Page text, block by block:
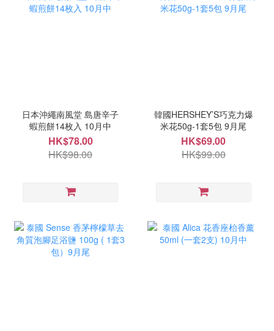
日本沖繩南風堂 島唐辛子
蝦煎餅14枚入 10月中
HK$78.00
HK$98.00
韓國HERSHEY’S巧克力爆
米花50g-1套5包 9月尾
HK$69.00
HK$99.00